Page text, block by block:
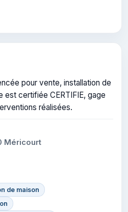
pour vente, installation de
est certifiée CERTIFIE, gage
réalisées.
Méricourt
de maison